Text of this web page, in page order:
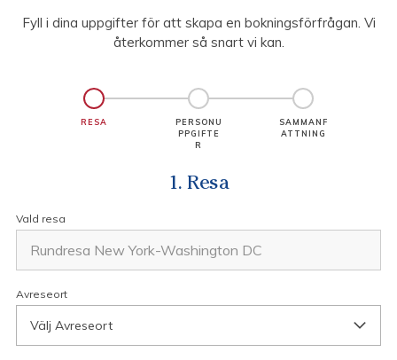
Fyll i dina uppgifter för att skapa en bokningsförfrågan. Vi
återkommer så snart vi kan.
RESA
PERSONU
PPGIFTE
R
SAMMANF
ATTNING
1. Resa
Vald resa
Avreseort
Välj Avreseort